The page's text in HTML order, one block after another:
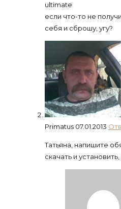
ultimate
если что-то не
себя и сброшу, угу?
Primatus 07.01.2013
Татьяна, напишите
скачать и